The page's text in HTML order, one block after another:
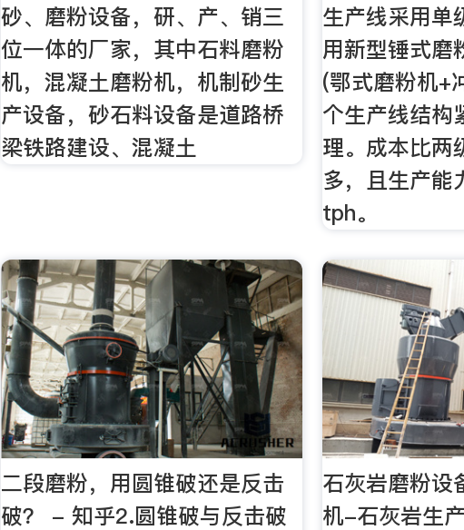
砂、磨粉设备，研、产、销三
位一体的厂家，其中石料磨粉
机，混凝土磨粉机，机制砂生
产设备，砂石料设备是道路桥
梁铁路建设、混凝土
生产线采用单
用新型锤式磨
(鄂式磨粉机+
个生产线结构
理。成本比两
多，且生产能
tph。
二段磨粉，用圆锥破还是反击
破？ - 知乎2.圆锥破与反击破
石灰岩磨粉
机-石灰岩生